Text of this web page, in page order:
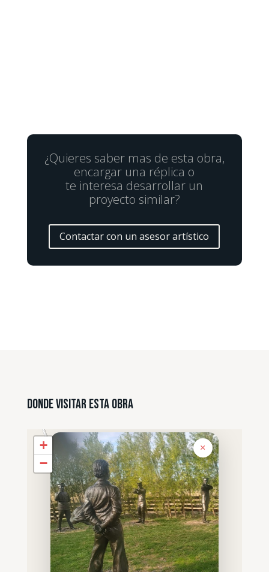
¿Quieres saber mas de esta obra,
encargar una réplica o
te interesa desarrollar un
proyecto similar?
Contactar con un asesor artístico
Donde Visitar esta Obra
×
+
−